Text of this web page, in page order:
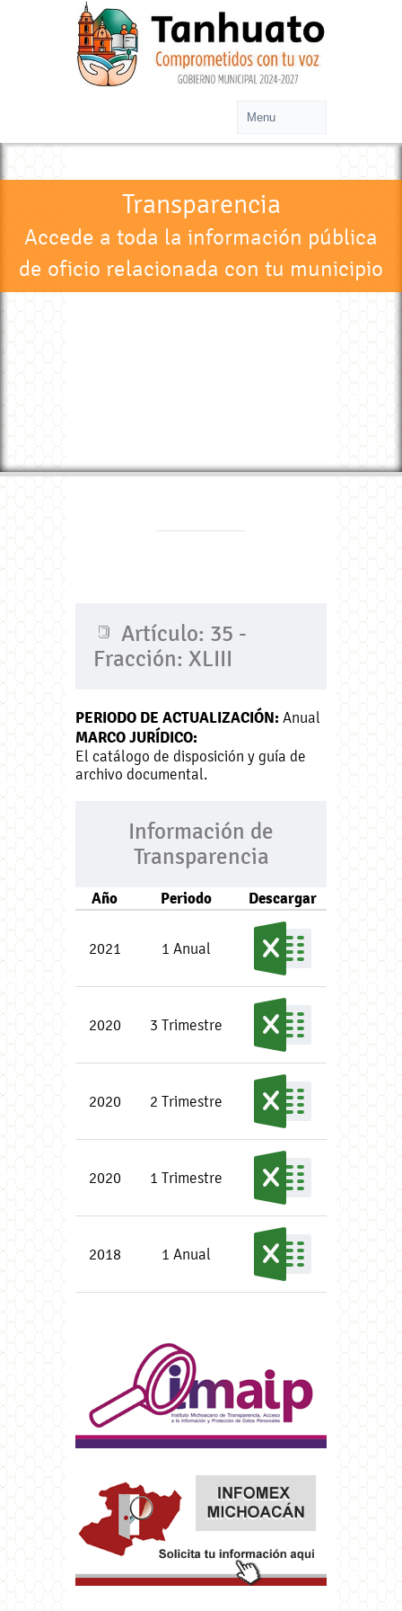
Transparencia
Accede a toda la información pública
de oficio relacionada con tu municipio
Artículo: 35 -
Fracción: XLIII
PERIODO DE ACTUALIZACIÓN: Anual
MARCO JURÍDICO:
El catálogo de disposición y guía de
archivo documental.
Información de
Transparencia
Año Periodo Descargar
2021 1 Anual
2020 3 Trimestre
2020 2 Trimestre
2020 1 Trimestre
2018 1 Anual